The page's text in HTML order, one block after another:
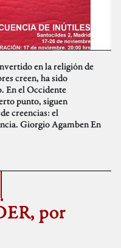
en la religión de
creen, ha sido
En el Occidente
punto, siguen
creencias: el
Giorgio Agamben En
por